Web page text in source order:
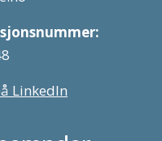
LinkedIn